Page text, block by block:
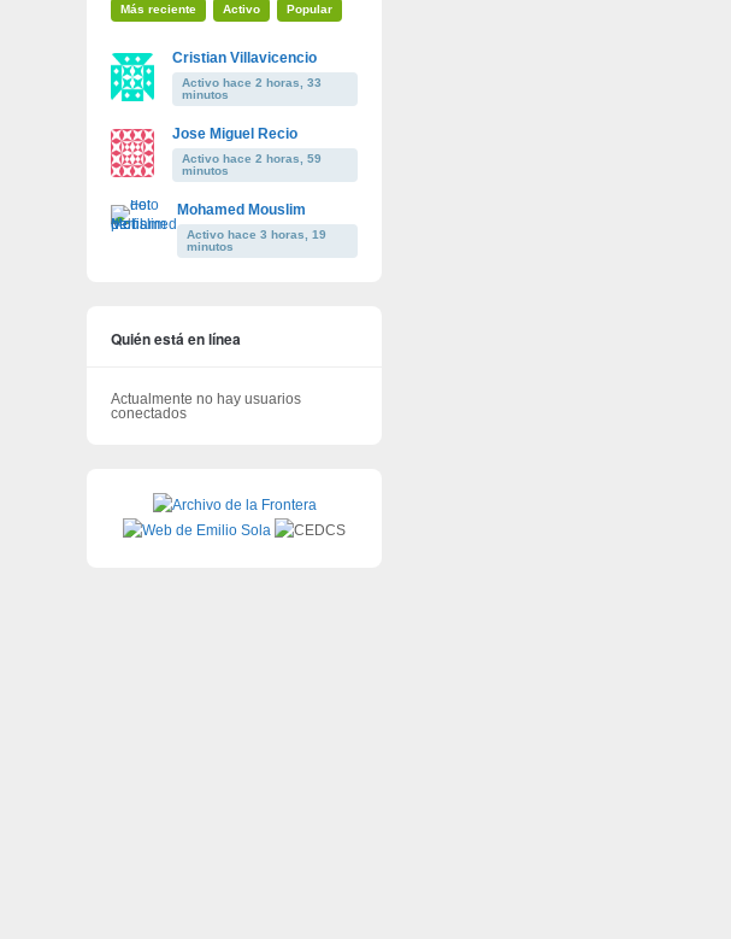
Más reciente Activo Popular
Cristian Villavicencio
Activo hace 2 horas, 33
minutos
Jose Miguel Recio
Activo hace 2 horas, 59
minutos
Mohamed Mouslim
Activo hace 3 horas, 19
minutos
Quién está en línea
Actualmente no hay usuarios
conectados